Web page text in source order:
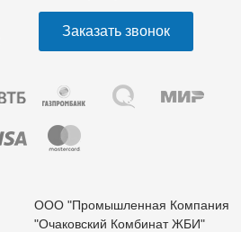
Заказать звонок
ООО "Промышленная Компания
"Очаковский Комбинат ЖБИ"